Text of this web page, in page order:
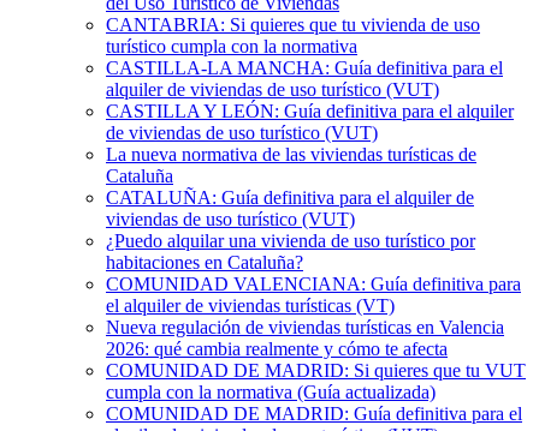
CANTABRIA: Si quieres que tu vivienda de uso
turístico cumpla con la normativa
CASTILLA-LA MANCHA: Guía definitiva para el
alquiler de viviendas de uso turístico (VUT)
CASTILLA Y LEÓN: Guía definitiva para el alquiler
de viviendas de uso turístico (VUT)
La nueva normativa de las viviendas turísticas de
Cataluña
CATALUÑA: Guía definitiva para el alquiler de
viviendas de uso turístico (VUT)
¿Puedo alquilar una vivienda de uso turístico por
habitaciones en Cataluña?
COMUNIDAD VALENCIANA: Guía definitiva para
el alquiler de viviendas turísticas (VT)
Nueva regulación de viviendas turísticas en Valencia
2026: qué cambia realmente y cómo te afecta
COMUNIDAD DE MADRID: Si quieres que tu VUT
cumpla con la normativa (Guía actualizada)
COMUNIDAD DE MADRID: Guía definitiva para el